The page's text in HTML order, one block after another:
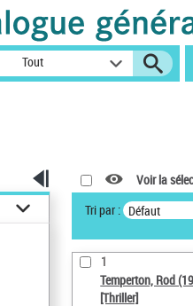
Tout
Voir la
Tri par : Défaut
1
Temperton, Rod
[Thriller]